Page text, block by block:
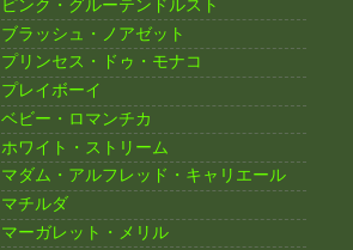
ピンク・グルーテンドルスト
ブラッシュ・ノアゼット
プリンセス・ドゥ・モナコ
プレイボーイ
ベビー・ロマンチカ
ホワイト・ストリーム
マダム・アルフレッド・キャリエール
マチルダ
マーガレット・メリル